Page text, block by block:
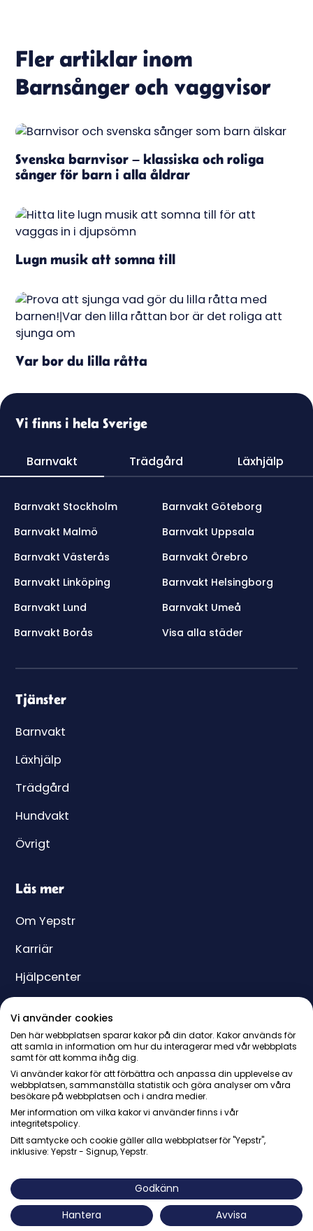
Fler artiklar inom
Barnsånger och vaggvisor
Svenska barnvisor – klassiska och roliga
sånger för barn i alla åldrar
Lugn musik att somna till
Var bor du lilla råtta
Vi finns i hela Sverige
Barnvakt Trädgård Läxhjälp
Barnvakt Stockholm
Barnvakt Göteborg
Barnvakt Malmö
Barnvakt Uppsala
Barnvakt Västerås
Barnvakt Örebro
Barnvakt Linköping
Barnvakt Helsingborg
Barnvakt Lund
Barnvakt Umeå
Barnvakt Borås
Visa alla städer
Tjänster
Barnvakt
Läxhjälp
Trädgård
Hundvakt
Övrigt
Läs mer
Om Yepstr
Karriär
Hjälpcenter
Pris
Presentkort
Johanneshov
Vi använder cookies
Den här webbplatsen sparar kakor på din dator. Kakor används för
att samla in information om hur du interagerar med vår webbplats
samt för att komma ihåg dig.
Vi använder kakor för att förbättra och anpassa din upplevelse av
webbplatsen, sammanställa statistik och göra analyser om våra
besökare på webbplatsen och i andra medier.
Mer information om vilka kakor vi använder finns i vår
integritetspolicy.
Ditt samtycke och cookie gäller alla webbplatser för "Yepstr",
inklusive: Yepstr - Signup, Yepstr.
Godkänn
Hantera
Avvisa